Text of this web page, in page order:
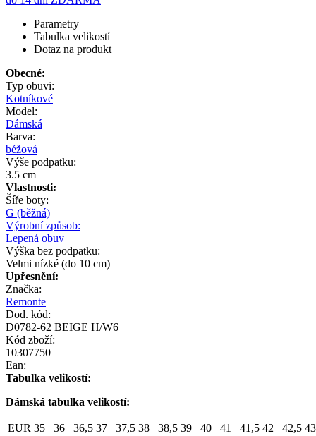
Parametry
Tabulka velikostí
Dotaz na produkt
Obecné:
Typ obuvi:
Kotníkové
Model:
Dámská
Barva:
béžová
Výše podpatku:
3.5 cm
Vlastnosti:
Šíře boty:
G (běžná)
Výrobní způsob:
Lepená obuv
Výška bez podpatku:
Velmi nízké (do 10 cm)
Upřesnění:
Značka:
Remonte
Dod. kód:
D0782-62 BEIGE H/W6
Kód zboží:
10307750
Ean:
Tabulka velikostí:
Dámská tabulka velikostí:
EUR 35 36 36,5 37 37,5 38 38,5 39 40 41 41,5 42 42,5 43